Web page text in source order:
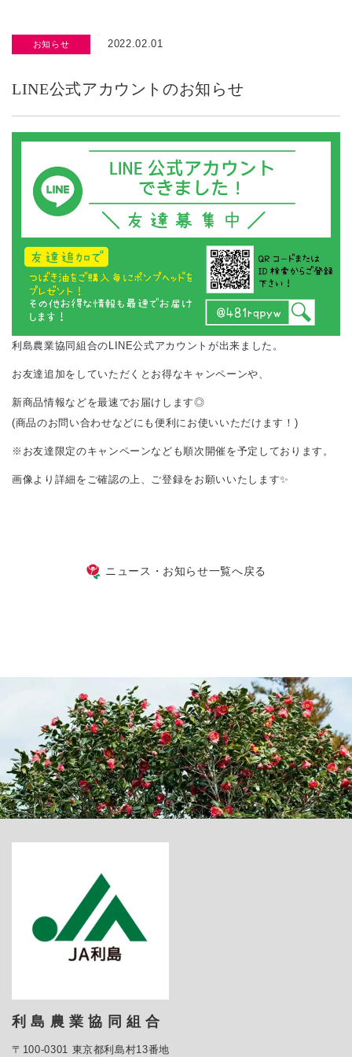
お知らせ 2022.02.01
LINE公式アカウントのお知らせ
利島農業協同組合のLINE公式アカウントが出来ました。
お友達追加をしていただくとお得なキャンペーンや、
新商品情報などを最速でお届けします◎
(商品のお問い合わせなどにも便利にお使いいただけます！)
※お友達限定のキャンペーンなども順次開催を予定しております。
画像より詳細をご確認の上、ご登録をお願いいたします✨
ニュース・お知らせ一覧へ戻る
利 島 農 業 協 同 組 合
〒100-0301 東京都利島村13番地